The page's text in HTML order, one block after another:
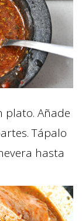
plato. Añade
Tápalo
hasta